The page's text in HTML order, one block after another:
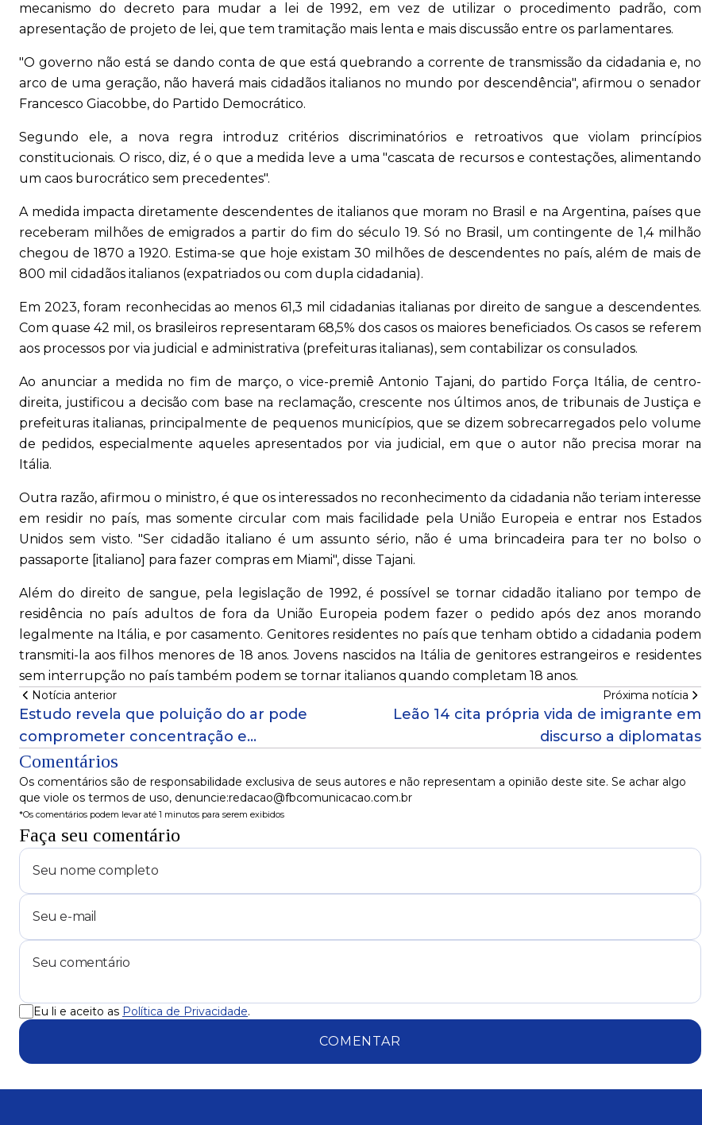
mecanismo do decreto para mudar a lei de 1992, em vez de utilizar o procedimento padrão, com
apresentação de projeto de lei, que tem tramitação mais lenta e mais discussão entre os parlamentares.
"O governo não está se dando conta de que está quebrando a corrente de transmissão da cidadania e, no
arco de uma geração, não haverá mais cidadãos italianos no mundo por descendência", afirmou o senador
Francesco Giacobbe, do Partido Democrático.
Segundo ele, a nova regra introduz critérios discriminatórios e retroativos que violam princípios
constitucionais. O risco, diz, é o que a medida leve a uma "cascata de recursos e contestações, alimentando
um caos burocrático sem precedentes".
A medida impacta diretamente descendentes de italianos que moram no Brasil e na Argentina, países que
receberam milhões de emigrados a partir do fim do século 19. Só no Brasil, um contingente de 1,4 milhão
chegou de 1870 a 1920. Estima-se que hoje existam 30 milhões de descendentes no país, além de mais de
800 mil cidadãos italianos (expatriados ou com dupla cidadania).
Em 2023, foram reconhecidas ao menos 61,3 mil cidadanias italianas por direito de sangue a descendentes.
Com quase 42 mil, os brasileiros representaram 68,5% dos casos os maiores beneficiados. Os casos se referem
aos processos por via judicial e administrativa (prefeituras italianas), sem contabilizar os consulados.
Ao anunciar a medida no fim de março, o vice-premiê Antonio Tajani, do partido Força Itália, de centro-
direita, justificou a decisão com base na reclamação, crescente nos últimos anos, de tribunais de Justiça e
prefeituras italianas, principalmente de pequenos municípios, que se dizem sobrecarregados pelo volume
de pedidos, especialmente aqueles apresentados por via judicial, em que o autor não precisa morar na
Itália.
Outra razão, afirmou o ministro, é que os interessados no reconhecimento da cidadania não teriam interesse
em residir no país, mas somente circular com mais facilidade pela União Europeia e entrar nos Estados
Unidos sem visto. "Ser cidadão italiano é um assunto sério, não é uma brincadeira para ter no bolso o
passaporte [italiano] para fazer compras em Miami", disse Tajani.
Além do direito de sangue, pela legislação de 1992, é possível se tornar cidadão italiano por tempo de
residência no país adultos de fora da União Europeia podem fazer o pedido após dez anos morando
legalmente na Itália, e por casamento. Genitores residentes no país que tenham obtido a cidadania podem
transmiti-la aos filhos menores de 18 anos. Jovens nascidos na Itália de genitores estrangeiros e residentes
sem interrupção no país também podem se tornar italianos quando completam 18 anos.
Notícia anterior
Estudo revela que poluição do ar pode
comprometer concentração e
reconhecimento emocional
Próxima notícia
Leão 14 cita própria vida de imigrante em
discurso a diplomatas
Comentários
Os comentários são de responsabilidade exclusiva de seus autores e não representam a opinião deste site. Se achar algo
que viole os termos de uso, denuncie:redacao@fbcomunicacao.com.br
*Os comentários podem levar até 1 minutos para serem exibidos
Faça seu comentário
Eu li e aceito as Política de Privacidade.
COMENTAR